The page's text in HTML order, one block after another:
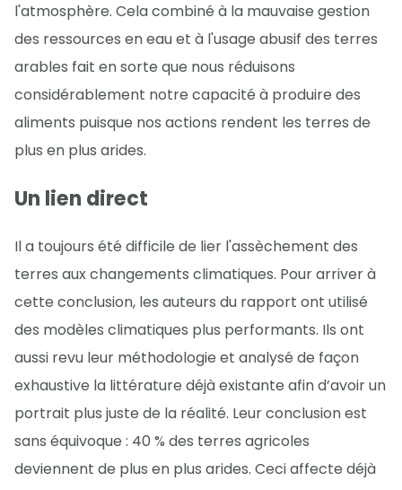
l'atmosphère. Cela combiné à la mauvaise gestion
des ressources en eau et à l'usage abusif des terres
arables fait en sorte que nous réduisons
considérablement notre capacité à produire des
aliments puisque nos actions rendent les terres de
plus en plus arides.
Un lien direct
Il a toujours été difficile de lier l'assèchement des
terres aux changements climatiques. Pour arriver à
cette conclusion, les auteurs du rapport ont utilisé
des modèles climatiques plus performants. Ils ont
aussi revu leur méthodologie et analysé de façon
exhaustive la littérature déjà existante afin d’avoir un
portrait plus juste de la réalité. Leur conclusion est
sans équivoque : 40 % des terres agricoles
deviennent de plus en plus arides. Ceci affecte déjà